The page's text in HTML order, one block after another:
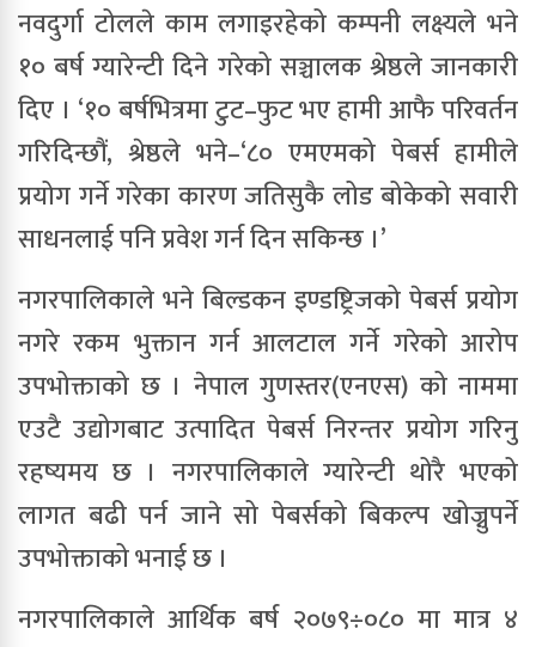
नवदुर्गा टोलले काम लगाइरहेको कम्पनी लक्ष्यले भने
१० बर्ष ग्यारेन्टी दिने गरेको सञ्चालक श्रेष्ठले जानकारी
दिए । ‘१० बर्षभित्रमा टुट–फुट भए हामी आफै परिवर्तन
गरिदिन्छौं, श्रेष्ठले भने–‘८० एमएमको पेबर्स हामीले
प्रयोग गर्ने गरेका कारण जतिसुकै लोड बोकेको सवारी
साधनलाई पनि प्रवेश गर्न दिन सकिन्छ ।’
नगरपालिकाले भने बिल्डकन इण्डष्ट्रिजको पेबर्स प्रयोग
नगरे रकम भुक्तान गर्न आलटाल गर्ने गरेको आरोप
उपभोक्ताको छ । नेपाल गुणस्तर(एनएस) को नाममा
एउटै उद्योगबाट उत्पादित पेबर्स निरन्तर प्रयोग गरिनु
रहष्यमय छ । नगरपालिकाले ग्यारेन्टी थोरै भएको
लागत बढी पर्न जाने सो पेबर्सको बिकल्प खोज्नुपर्ने
उपभोक्ताको भनाई छ ।
नगरपालिकाले आर्थिक बर्ष २०७९÷०८० मा मात्र ४